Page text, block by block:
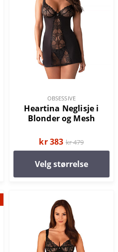
OBSESSIVE
Heartina Neglisje i
Blonder og Mesh
kr 383 kr 479
Velg størrelse